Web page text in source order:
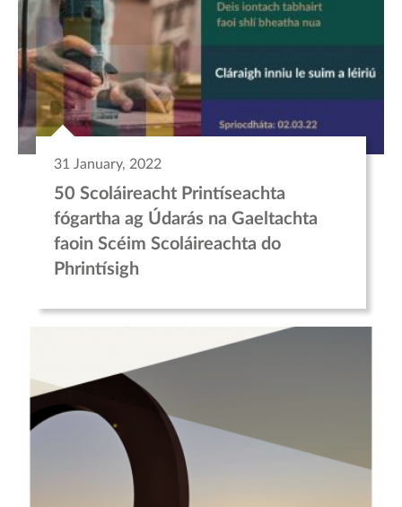
31 January, 2022
50 Scoláireacht Printíseachta
fógartha ag Údarás na Gaeltachta
faoin Scéim Scoláireachta do
Phrintísigh